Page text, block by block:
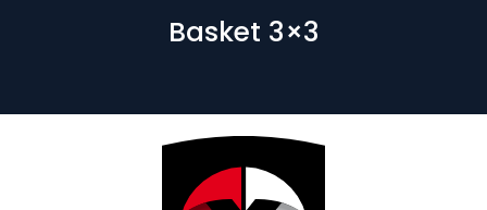
Basket 3×3